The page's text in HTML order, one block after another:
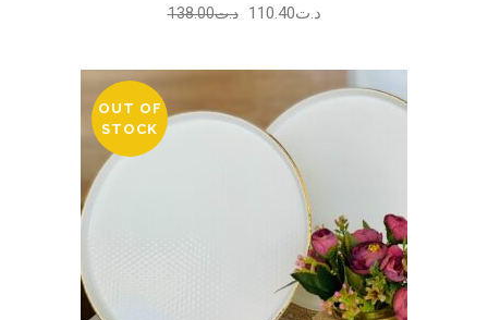
د.ت138.00 د.ت110.40
OUT OF
STOCK